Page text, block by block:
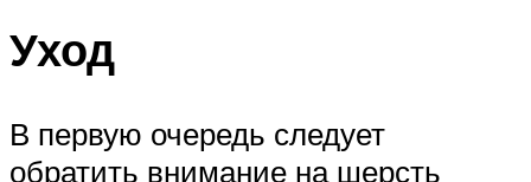
Уход
В первую очередь следует
обратить внимание на шерсть